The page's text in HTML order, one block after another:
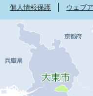
個人情報保護
ウェブ